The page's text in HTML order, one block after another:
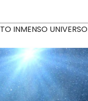
INMENSO UNIVERSO